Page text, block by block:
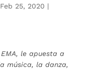
Feb 25, 2020 |
le apuesta a
música, la danza,